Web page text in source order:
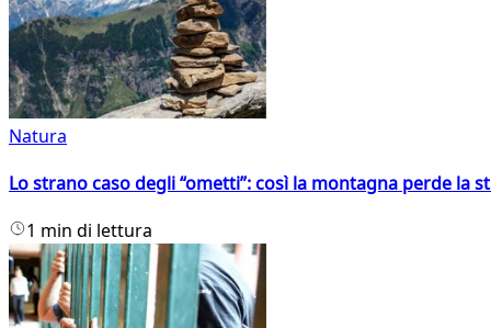
Natura
Lo strano caso degli “ometti”: così la montagna perde la
1 min di lettura